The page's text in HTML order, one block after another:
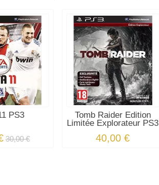
PS3
30,00 €
Tomb Raider Edition
Limitée Explorateur PS3
40,00 €